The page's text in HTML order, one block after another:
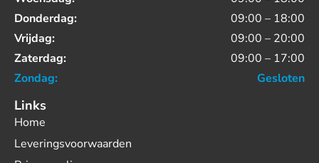
Donderdag:
09:00 – 18:00
Vrijdag:
09:00 – 20:00
Zaterdag:
09:00 – 17:00
Zondag:
Gesloten
Links
Home
Leveringsvoorwaarden